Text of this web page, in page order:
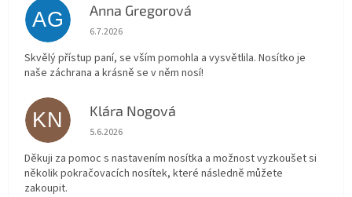
AG Anna Gregorová
Hodnocení obchodu je 5 z 5 hvězdiček.
6.7.2026
Skvělý přístup paní, se vším pomohla a vysvětlila. Nosítko je
naše záchrana a krásně se v něm nosí!
KN Klára Nogová
Hodnocení obchodu je 5 z 5 hvězdiček.
5.6.2026
Děkuji za pomoc s nastavením nosítka a možnost vyzkoušet si
několik pokračovacích nosítek, které následně můžete
zakoupit.